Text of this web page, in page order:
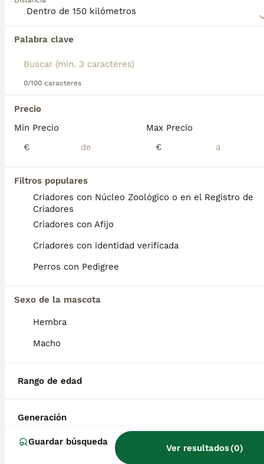
Palabra clave
0/100 caracteres
Precio
Min Precio
€
Max Precio
€
Filtros populares
Criadores con Núcleo Zoológico o en el Registro de
Criadores
Criadores con Afijo
Criadores con identidad verificada
Perros con Pedigree
Sexo de la mascota
Hembra
Macho
Rango de edad
Generación
Guardar búsqueda
Ver resultados(0)
familia, lo que lo convierte en un excelente compañero,
Encontramos 0 Pastor Polaco de Podhale
Montalbán, Toledo.
Si deseas exactamente esta búsqueda guarda tu
¿Qué es un perro de pastor
polaco de podhale?
El Perro de Pastor Polaco de Podhale es una
montañas de los Cárpatos en Polonia.
siglos para proteger y vigilar rebaños de
¿Cuáles son los 3 tipos de